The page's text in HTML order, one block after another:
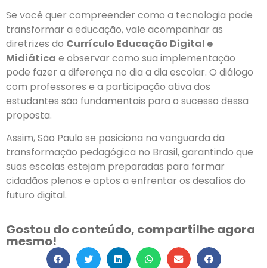
Se você quer compreender como a tecnologia pode
transformar a educação, vale acompanhar as
diretrizes do Currículo Educação Digital e
Midiática e observar como sua implementação
pode fazer a diferença no dia a dia escolar. O diálogo
com professores e a participação ativa dos
estudantes são fundamentais para o sucesso dessa
proposta.
Assim, São Paulo se posiciona na vanguarda da
transformação pedagógica no Brasil, garantindo que
suas escolas estejam preparadas para formar
cidadãos plenos e aptos a enfrentar os desafios do
futuro digital.
Gostou do conteúdo, compartilhe agora
mesmo!